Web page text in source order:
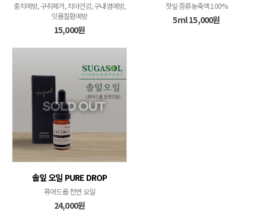
충치예방, 구취제거, 치아건강, 구내염예방,
잇몸질환예방
15,000원
잣잎 증류농축액 100%
5ml 15,000원
솔잎 오일 PURE DROP
퓨어드롭 천연 오일
24,000원